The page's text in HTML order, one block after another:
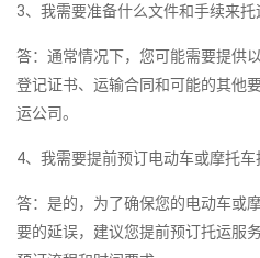
3、我需要准备什么文件和手续来托
答：通常情况下，您可能需要提供
登记证书、运输合同和可能的其他
运公司。
4、我需要提前预订电动车或摩托车
答：是的，为了确保您的电动车或
要的延误，建议您提前预订托运服